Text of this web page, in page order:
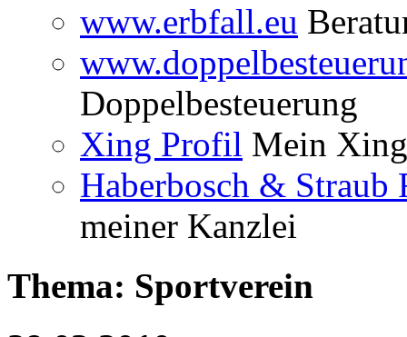
www.erbfall.eu
Doppelbesteuerung
Xing Profil Mein
Haberbosch & Straub
meiner Kanzlei
Thema: Sportverein